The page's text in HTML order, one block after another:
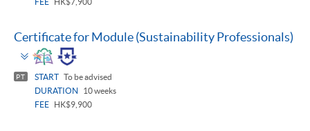
Certificate for Module (Sustainability Professionals)
Toggle
panel
PT START To be advised
DURATION
10 weeks
FEE
HK$9,900